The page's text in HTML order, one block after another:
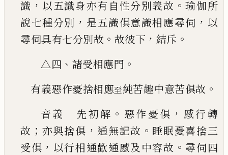
識 ， 以五識身亦有自性分別義故 。瑜伽所
說七種分別 ， 是五識俱意識相應尋伺 ， 以
尋伺具有七分別故 。 故彼下 ， 結斥 。
△四 、 諸受相應門 。
有義惡作憂捨相應至純苦趣中意苦俱故 。
音義 先初解 。 惡作憂俱 ， 慼行轉
故 ； 亦與捨俱 ， 通無記故 。 睡眠憂喜捨三
受俱 ， 以行相通歡通慼及 中容故 。 尋伺四